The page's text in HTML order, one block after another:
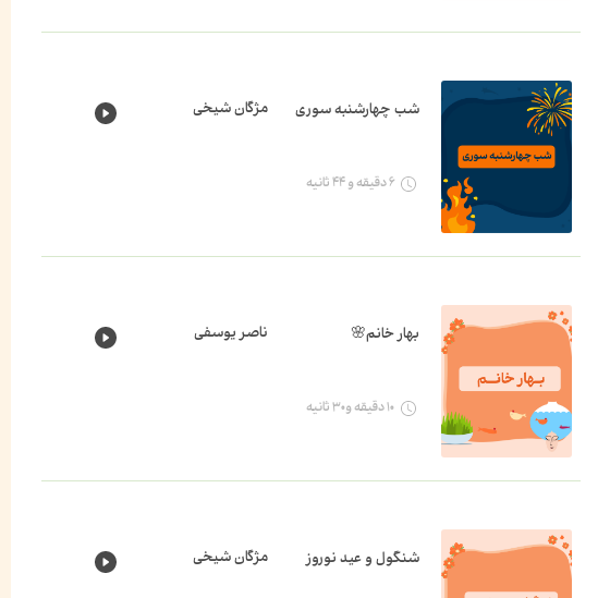
شب چهارشنبه سوری مژگان شیخی
۶ دقیقه و ۴۴ ثانیه
بهار خانم🌸 ناصر یوسفی
۱۰ دقیقه و۳۰ ثانیه
شنگول و عید نوروز مژگان شیخی